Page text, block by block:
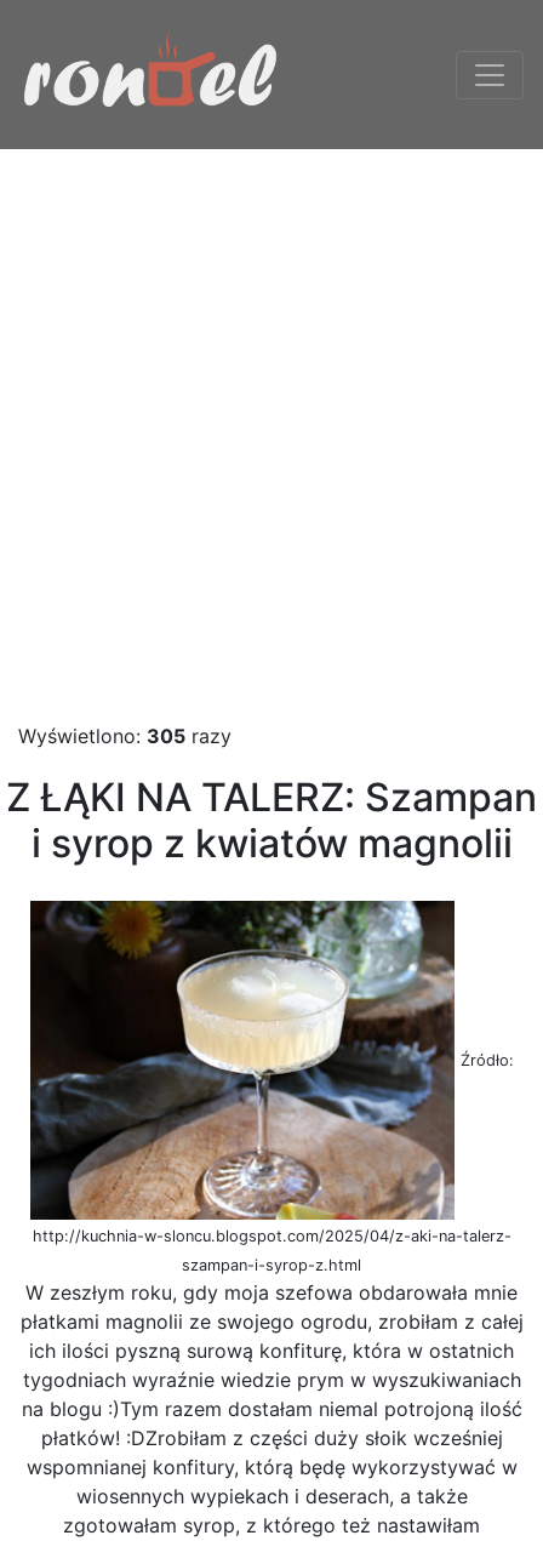
Wyświetlono: 305 razy
Z ŁĄKI NA TALERZ: Szampan
i syrop z kwiatów magnolii
Źródło:
http://kuchnia-w-sloncu.blogspot.com/2025/04/z-aki-na-talerz-
szampan-i-syrop-z.html
W zeszłym roku, gdy moja szefowa obdarowała mnie
płatkami magnolii ze swojego ogrodu, zrobiłam z całej
ich ilości pyszną surową konfiturę, która w ostatnich
tygodniach wyraźnie wiedzie prym w wyszukiwaniach
na blogu :)Tym razem dostałam niemal potrojoną ilość
płatków! :DZrobiłam z części duży słoik wcześniej
wspomnianej konfitury, którą będę wykorzystywać w
wiosennych wypiekach i deserach, a także
zgotowałam syrop, z którego też nastawiłam